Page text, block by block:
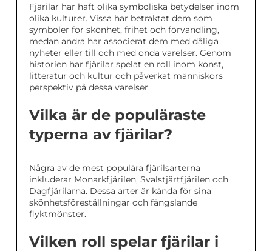
Fjärilar har haft olika symboliska betydelser inom
olika kulturer. Vissa har betraktat dem som
symboler för skönhet, frihet och förvandling,
medan andra har associerat dem med dåliga
nyheter eller till och med onda varelser. Genom
historien har fjärilar spelat en roll inom konst,
litteratur och kultur och påverkat människors
perspektiv på dessa varelser.
Vilka är de populäraste
typerna av fjärilar?
Några av de mest populära fjärilsarterna
inkluderar Monarkfjärilen, Svalstjärtfjärilen och
Dagfjärilarna. Dessa arter är kända för sina
skönhetsföreställningar och fängslande
flyktmönster.
Vilken roll spelar fjärilar i